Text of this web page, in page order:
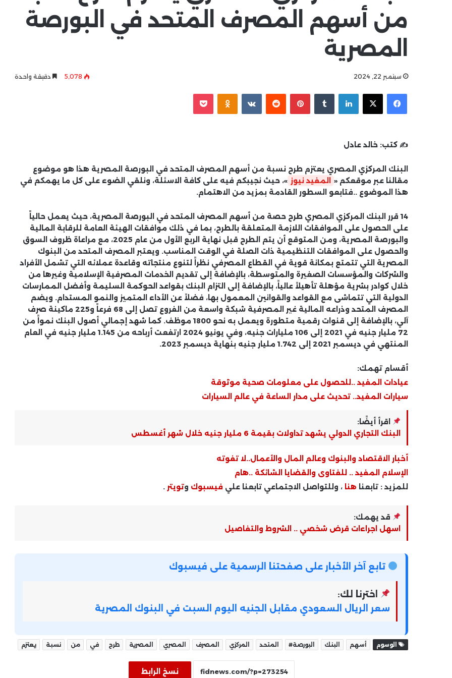
من أسهم المصرف المتحد في البورصة
المصرية
سبتمبر 22, 2024 5٬078 دقيقة واحدة
فيسبوك
‫X لينكدإن بينتيريست Odnoklassniki
‫Pocket
✍️ كتب: خالد عادل
البنك المركزي المصري يعتزم طرح نسبة من أسهم المصرف المتحد في البورصة المصرية هذا هو موضوع
مقالنا عبر موقعكم «
المفيد نيوز »، حيث نجيبكم فيه على كافة الاسئلة، ونلقي الضوء على كل ما يهمكم في
هذا الموضوع ..فتابعو السطور القادمة بمزيد من الاهتمام.
14 قرر البنك المركزي المصري طرح حصة من أسهم المصرف المتحد في البورصة المصرية، حيث يعمل حالياً
على الحصول على الموافقات اللازمة المتعلقة بالطرح، بما في ذلك موافقات الهيئة العامة للرقابة المالية
والبورصة المصرية، ومن المتوقع أن يتم الطرح قبل نهاية الربع الأول من عام 2025، مع مراعاة ظروف السوق
والحصول على الموافقات التنظيمية ذات الصلة في الوقت المناسب. ويعتبر المصرف المتحد من البنوك
المصرية التي تتمتع بمكانة قوية في القطاع المصرفي نظراً لتنوع منتجاته وقاعدة عملائه التي تشمل الأفراد
والشركات والمؤسسات الصغيرة والمتوسطة، بالإضافة إلى تقديم الخدمات المصرفية الإسلامية وغيرها من
خلال كوادر بشرية مؤهلة تأهيلاً عالياً، بالإضافة إلى التزام البنك بقواعد الحوكمة السليمة وأفضل الممارسات
الدولية التي تتماشى مع القواعد والقوانين المعمول بها، فضلاً عن الأداء المتميز والنمو المستدام. ويضم
المصرف المتحد وذراعه المالية غير المصرفية شبكة واسعة من الفروع تصل إلى 68 فرعاً و225 ماكينة صرف
آلي، بالإضافة إلى قنوات رقمية متطورة ويعمل به نحو 1800 موظف. كما شهد إجمالي أصول البنك نمواً من
72 مليار جنيه في 2021 إلى 106 مليارات جنيه، وفي يونيو 2024 ارتفعت أرباحه من 1.145 مليار جنيه في العام
المنتهي في ديسمبر 2021 إلى 1.742 مليار جنيه بنهاية ديسمبر 2023.
أقسام تهمك:
عيادات المفيد ..للحصول على معلومات صحية موثوقة
سيارات المفيد.. تحديث على مدار الساعة في عالم السيارات
اقرأ أيضًا:
البنك التجاري الدولي يشهد تداولات بقيمة 6 مليار جنيه خلال شهر أغسطس
أخبار الاقتصاد والبنوك وعالم المال والأعمال..لا تفوته
الإسلام المفيد .. للفتاوى والقضايا الشائكة ..هام
للمزيد : تابعنا هنا ، وللتواصل الاجتماعي تابعنا علي فيسبوك وتويتر .
قد يهمك:
اسهل اجراءات قرض شخصي .. الشروط والتفاصيل
تابع آخر الأخبار على صفحتنا الرسمية على فيسبوك
اخترنا لك:
سعر الريال السعودي مقابل الجنيه اليوم السبت في البنوك المصرية
الوسوم أسهم البنك البورصة# المتحد المركزي المصرف المصري المصرية طرح في من نسبة يعتزم
نسخ الرابط
مؤشر EGX30 .. تحركات محدودة وتأثير
ملحوظ في تطبيقات البنوك
قروض المشروعات الصغيرة .. تسهيلات
مصرفية جديدة لدعم رواد الأعمال
مدبولي يؤكد أهمية تأمين السلع
الاستراتيجية وتوفير الاحتياجات الأساسية